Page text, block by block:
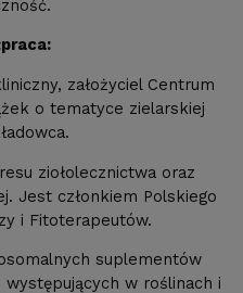
założyciel Centrum
o tematyce zielarskiej
ziołolecznictwa oraz
Jest członkiem Polskiego
i Fitoterapeutów.
suplementów
w roślinach i